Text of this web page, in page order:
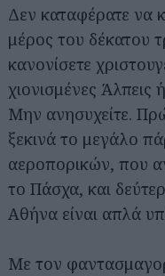
Δεν καταφέρατε να
μέρος του δέκατου
κανονίσετε
χιονισμένες Άλπεις
Μην ανησυχείτε.
ξεκινά το μεγάλο
αεροπορικών, που
το Πάσχα, και
Αθήνα είναι απλά
Με τον